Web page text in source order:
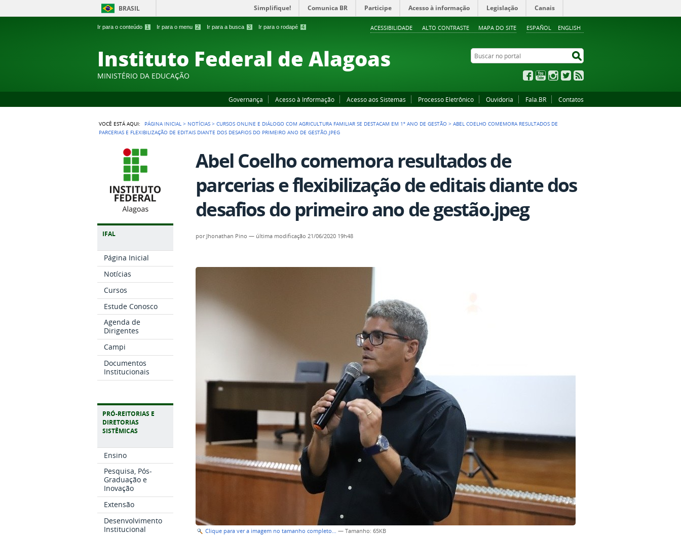
Ir para o conteúdo 1 Ir para o menu 2 Ir para a busca 3 Ir para o rodapé 4 ESPAÑOL ENGLISH
ACESSIBILIDADE ALTO CONTRASTE MAPA DO SITE
BRASIL Simplifique! Comunica BR Participe Acesso à informação Legislação Canais
Instituto Federal de Alagoas
MINISTÉRIO DA EDUCAÇÃO
Buscar no portal
FacebookYouTubeInstagram
Twitter
Governança Acesso à Informação Acesso aos Sistemas Processo Eletrônico Ouvidoria Fala.BR Contatos
VOCÊ ESTÁ AQUI: PÁGINA INICIAL > NOTÍCIAS >CURSOS ONLINE E DIÁLOGO COM AGRICULTURA FAMILIAR SE DESTACAM EM 1º ANO DE GESTÃO >ABEL COELHO COMEMORA RESULTADOS DE
PARCERIAS E FLEXIBILIZAÇÃO DE EDITAIS DIANTE DOS DESAFIOS DO PRIMEIRO ANO DE GESTÃO.JPEG
IFAL
Página Inicial
Notícias
Cursos
Estude Conosco
Agenda de
Dirigentes
Campi
Documentos
Institucionais
PRÓ-REITORIAS E
DIRETORIAS
SISTÊMICAS
Ensino
Pesquisa, Pós-
Graduação e
Inovação
Extensão
Desenvolvimento
Institucional
Abel Coelho comemora resultados de
parcerias e flexibilização de editais diante dos
desafios do primeiro ano de gestão.jpeg
por Jhonathan Pino — última modificação 21/06/2020 19h48
Clique para ver a imagem no tamanho completo… —Tamanho: 65KB